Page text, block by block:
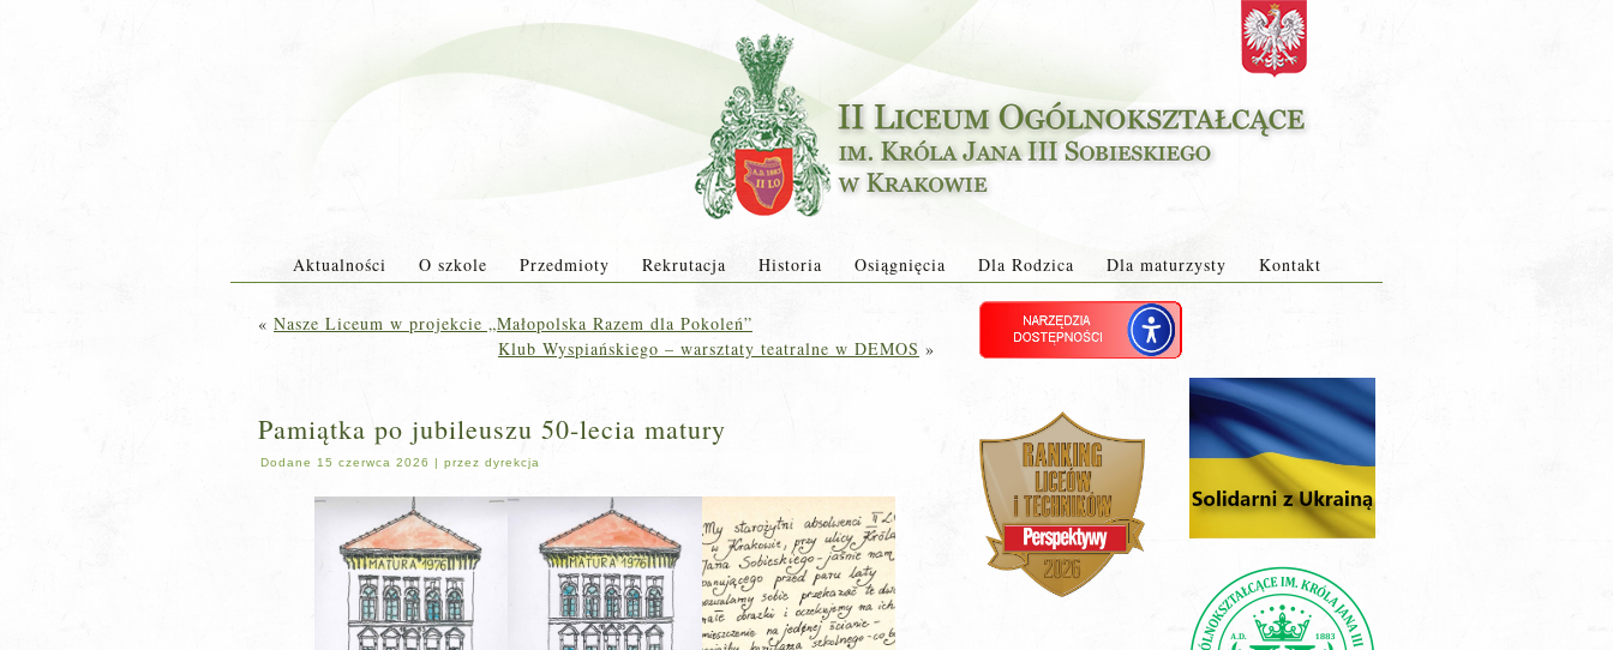
Aktualności O szkole Przedmioty Rekrutacja Historia Osiągnięcia Dla Rodzica Dla maturzysty Kontakt
« Nasze Liceum w projekcie „Małopolska Razem dla Pokoleń”
Klub Wyspiańskiego – warsztaty teatralne w DEMOS »
Pamiątka po jubileuszu 50-lecia matury
Dodane 15 czerwca 2026 | przez dyrekcja